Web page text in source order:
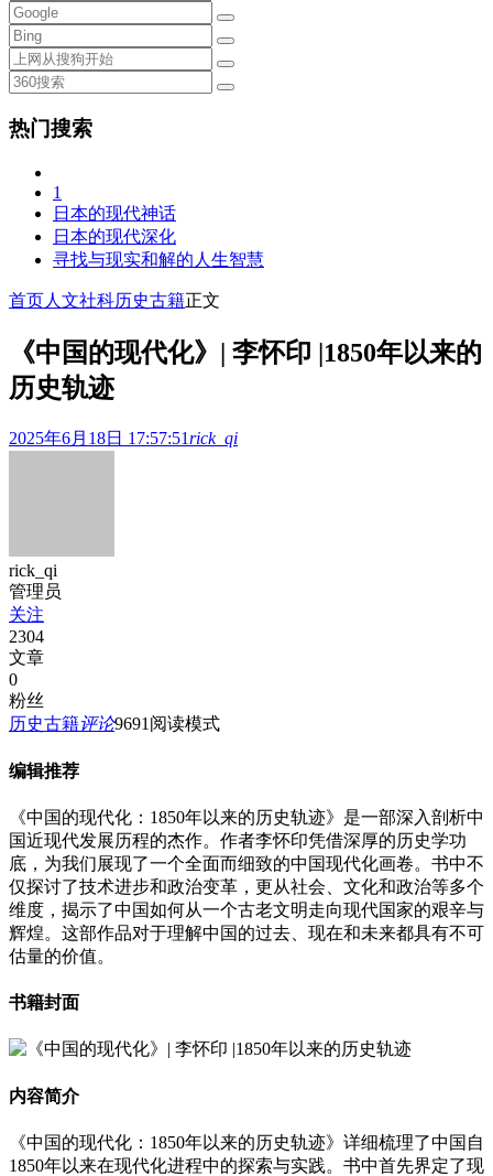
热门搜索
1
日本的现代神话
日本的现代深化
寻找与现实和解的人生智慧
首页人文社科历史古籍正文
《中国的现代化》| 李怀印 |1850年以来的
历史轨迹
2025年6月18日 17:57:51rick_qi
rick_qi
管理员
关注
2304
文章
0
粉丝
历史古籍评论9691 阅读模式
编辑推荐
《中国的现代化：1850年以来的历史轨迹》是一部深入剖析中
国近现代发展历程的杰作。作者李怀印凭借深厚的历史学功
底，为我们展现了一个全面而细致的中国现代化画卷。书中不
仅探讨了技术进步和政治变革，更从社会、文化和政治等多个
维度，揭示了中国如何从一个古老文明走向现代国家的艰辛与
辉煌。这部作品对于理解中国的过去、现在和未来都具有不可
估量的价值。
书籍封面
内容简介
《中国的现代化：1850年以来的历史轨迹》详细梳理了中国自
1850年以来在现代化进程中的探索与实践。书中首先界定了现